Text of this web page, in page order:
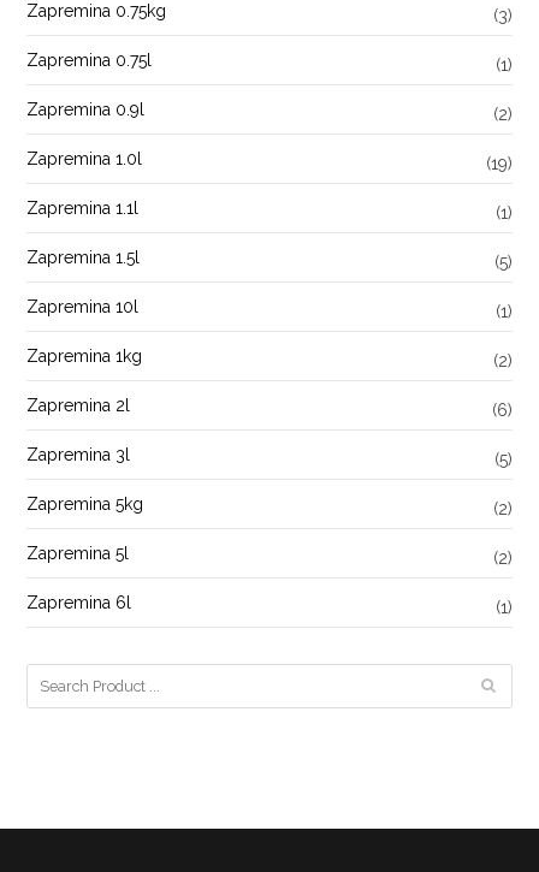
Zapremina 0.75kg (3)
Zapremina 0.75l (1)
Zapremina 0.9l (2)
Zapremina 1.0l (19)
Zapremina 1.1l (1)
Zapremina 1.5l (5)
Zapremina 10l (1)
Zapremina 1kg (2)
Zapremina 2l (6)
Zapremina 3l (5)
Zapremina 5kg (2)
Zapremina 5l (2)
Zapremina 6l (1)